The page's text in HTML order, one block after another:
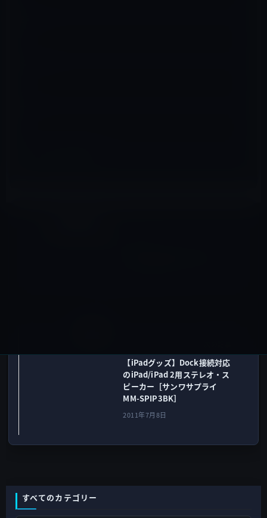
【iPadグッズ】Dock接続対応
のiPad/iPad 2用ステレオ・ス
ピーカー［サンワサプライ
MM-SPIP3BK］
2011年7月8日
すべてのカテゴリー